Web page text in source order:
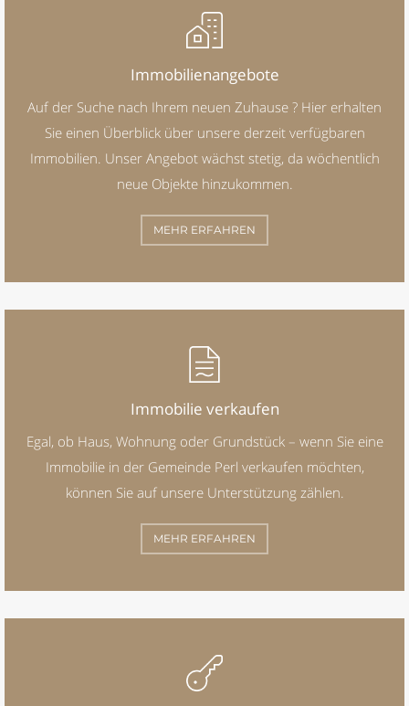
Immobilienangebote
Auf der Suche nach Ihrem neuen Zuhause ? Hier erhalten
Sie einen Überblick über unsere derzeit verfügbaren
Immobilien. Unser Angebot wächst stetig, da wöchentlich
neue Objekte hinzukommen.
MEHR ERFAHREN
Immobilie verkaufen
Egal, ob Haus, Wohnung oder Grundstück – wenn Sie eine
Immobilie in der Gemeinde Perl verkaufen möchten,
können Sie auf unsere Unterstützung zählen.
MEHR ERFAHREN